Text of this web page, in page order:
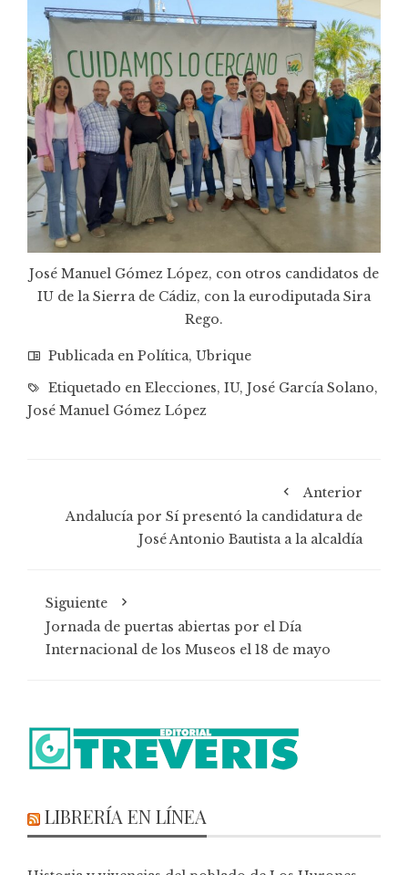
José Manuel Gómez López, con otros candidatos de
IU de la Sierra de Cádiz, con la eurodiputada Sira
Rego.
Publicada en Política, Ubrique
Etiquetado en Elecciones, IU, José García Solano,
José Manuel Gómez López
Anterior
Andalucía por Sí presentó la candidatura de
José Antonio Bautista a la alcaldía
Siguiente
Jornada de puertas abiertas por el Día
Internacional de los Museos el 18 de mayo
LIBRERÍA EN LÍNEA